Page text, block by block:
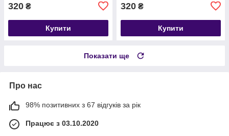
320 ₴
Купити
320 ₴
Купити
Показати ще
Про нас
98% позитивних з 67 відгуків за рік
Працює з 03.10.2020